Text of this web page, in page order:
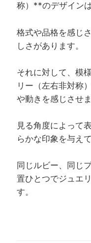
称）**のデザイン
格式や品格を感じ
しさがあります。
それに対して、模
リー（左右非対称
や動きを感じさせま
見る角度によって
らかな印象を与え
同じルビー、同じ
置ひとつでジュエ
す。